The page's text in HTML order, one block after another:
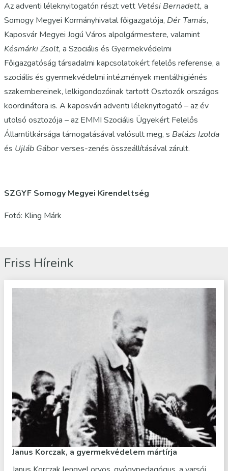
Az adventi léleknyitogatón részt vett Vetési Bernadett, a
Somogy Megyei Kormányhivatal főigazgatója, Dér Tamás,
Kaposvár Megyei Jogú Város alpolgármestere, valamint
Késmárki Zsolt, a Szociális és Gyermekvédelmi
Főigazgatóság társadalmi kapcsolatokért felelős referense, a
szociális és gyermekvédelmi intézmények mentálhigiénés
szakembereinek, lelkigondozóinak tartott Osztozók országos
koordinátora is. A kaposvári adventi léleknyitogató – az év
utolsó osztozója – az EMMI Szociális Ügyekért Felelős
Államtitkársága támogatásával valósult meg, s Balázs Izolda
és Ujláb Gáborverses-zenés összeállításával zárult.
SZGYF Somogy Megyei Kirendeltség
Fotó: Kling Márk
Friss Híreink
Janus Korczak, a gyermekvédelem mártírja